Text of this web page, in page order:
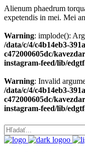
Alienum phaedrum
expetendis in mei. Mei
Warning: implode():
/data/c/4/c4b14eb3-
c472000605dc/
instagram-feed/lib/
Warning: Invalid
/data/c/4/c4b14eb3-
c472000605dc/
instagram-feed/lib/